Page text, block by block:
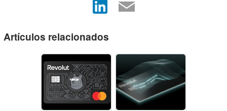
Artículos relacionados